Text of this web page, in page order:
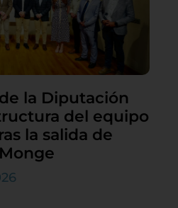
la Diputación
del equipo
la salida de